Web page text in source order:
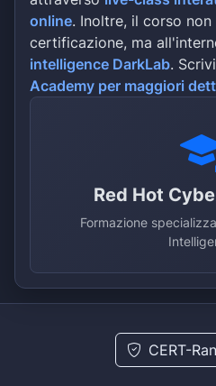
online. Inoltre, il corso
certificazione, ma
intelligence DarkLab.
Academy per maggiori
Red Hot
Formazione
CERT-